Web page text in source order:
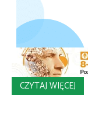
CZYTAJ WIĘCEJ